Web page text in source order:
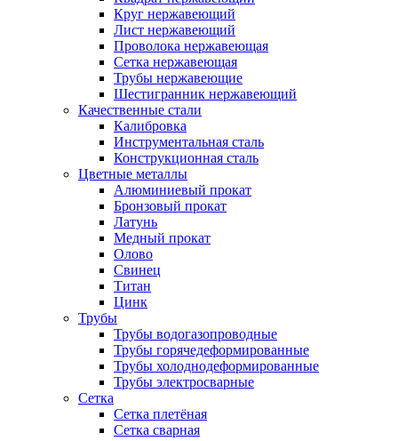
Круг нержавеющий
Лист нержавеющий
Проволока нержавеющая
Сетка нержавеющая
Трубы нержавеющие
Шестигранник нержавеющий
Качественные стали
Калибровка
Инструментальная сталь
Конструкционная сталь
Цветные металлы
Алюминиевый прокат
Бронзовый прокат
Латунь
Медный прокат
Олово
Свинец
Титан
Цинк
Трубы
Трубы водогазопроводные
Трубы горячедеформированные
Трубы холоднодеформированные
Трубы электросварные
Сетка
Сетка плетёная
Сетка сварная